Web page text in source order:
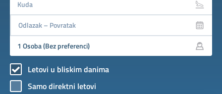
Letovi u bliskim danima
Samo direktni letovi